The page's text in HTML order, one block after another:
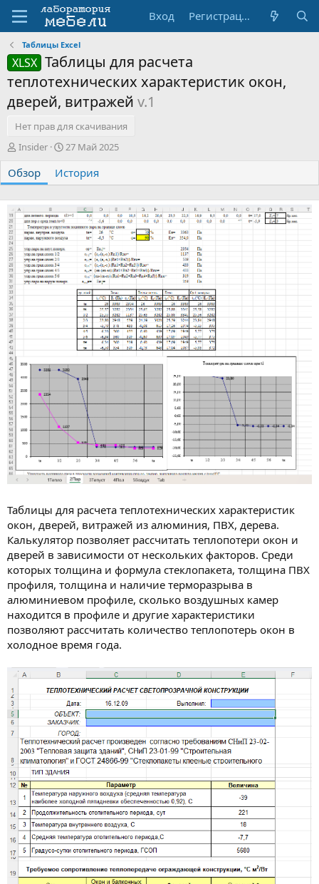
Вход Регистрация
Таблицы Excel
XLSX Таблицы для расчета
теплотехнических характеристик окон,
дверей, витражей v.1
Нет прав для скачивания
А
т
о
р
Insider
Д
т
а
с
о
з
д
а
27 Май 2025
Обзор История
Таблицы для расчета теплотехнических характеристик
окон, дверей, витражей из алюминия, ПВХ, дерева.
Калькулятор позволяет рассчитать теплопотери окон и
дверей в зависимости от нескольких факторов. Среди
которых толщина и формула стеклопакета, толщина ПВХ
профиля, толщина и наличие терморазрыва в
алюминиевом профиле, сколько воздушных камер
находится в профиле и другие характеристики
позволяют рассчитать количество теплопотерь окон в
холодное время года.